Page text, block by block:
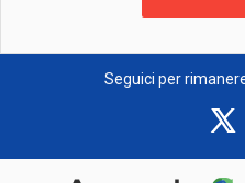
Seguici per